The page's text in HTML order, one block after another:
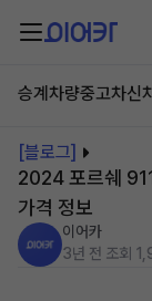
승계차량중고차신
[블로그]
2024 포르쉐
가격 정보
이어카
3년 전 조회